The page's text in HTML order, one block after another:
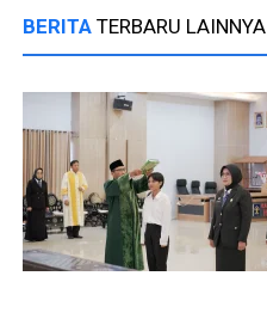
BERITA TERBARU LAINNYA